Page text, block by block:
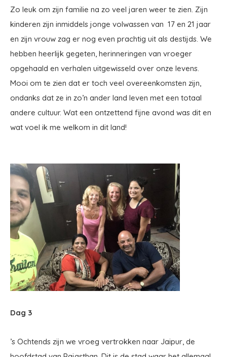
Zo leuk om zijn familie na zo veel jaren weer te zien. Zijn
kinderen zijn inmiddels jonge volwassen van 17 en 21 jaar
en zijn vrouw zag er nog even prachtig uit als destijds. We
hebben heerlijk gegeten, herinneringen van vroeger
opgehaald en verhalen uitgewisseld over onze levens.
Mooi om te zien dat er toch veel overeenkomsten zijn,
ondanks dat ze in zo’n ander land leven met een totaal
andere cultuur. Wat een ontzettend fijne avond was dit en
wat voel ik me welkom in dit land!
Dag 3
’s Ochtends zijn we vroeg vertrokken naar Jaipur, de